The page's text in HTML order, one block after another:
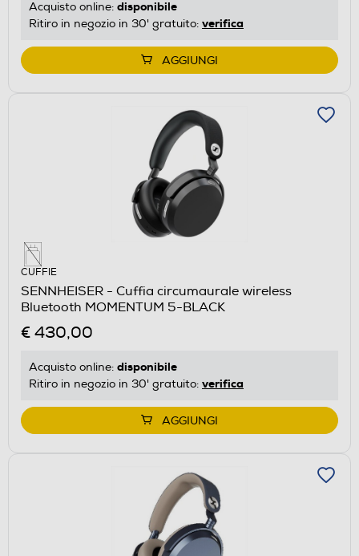
Acquisto online: disponibile
Ritiro in negozio in 30' gratuito: verifica
AGGIUNGI
CUFFIE
SENNHEISER - Cuffia circumaurale wireless
Bluetooth MOMENTUM 5-BLACK
€ 430,00
Acquisto online: disponibile
Ritiro in negozio in 30' gratuito: verifica
AGGIUNGI